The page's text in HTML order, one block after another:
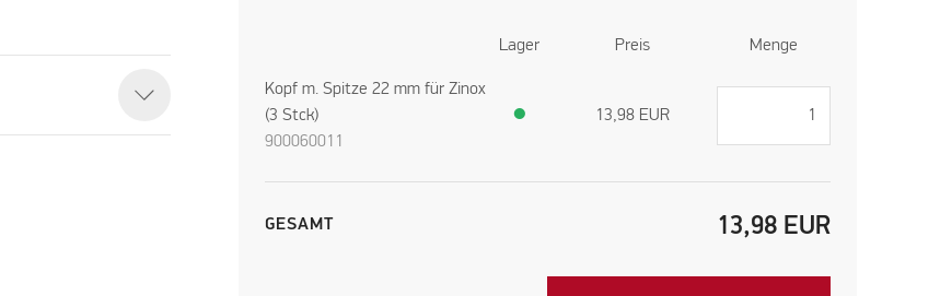
Lager Preis Menge
Kopf m. Spitze 22 mm für Zinox
(3 Stck)
900060011
● 13,98 EUR
GESAMT 13,98 EUR